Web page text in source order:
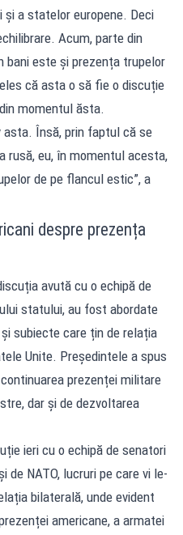
și a statelor europene. Deci
Acum, parte din
este și prezența trupelor
că asta o să fie o discuție
momentul ăsta.
asta. Însă, prin faptul că se
rusă, eu, în momentul acesta,
de pe flancul estic”, a
despre prezența
avută cu o echipă de
statului, au fost abordate
subiecte care țin de relația
Unite. Președintele a spus
prezenței militare
dar și de dezvoltarea
ieri cu o echipă de senatori
de NATO, lucruri pe care vi le-
bilaterală, unde evident
americane, a armatei